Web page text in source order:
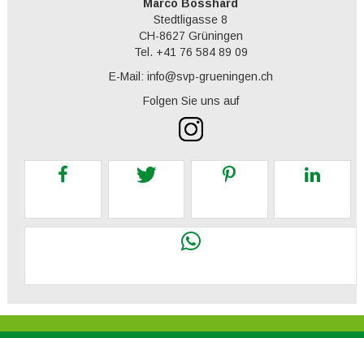
Marco Bosshard
Stedtligasse 8
CH-8627 Grüningen
Tel. +41 76 584 89 09
E-Mail: info@svp-grueningen.ch
Folgen Sie uns auf